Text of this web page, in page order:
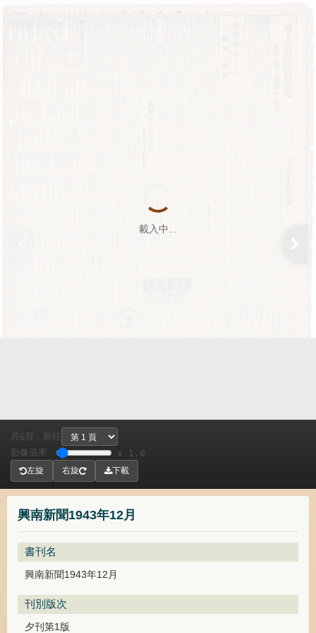
興南新聞1943年12月
書刊名
興南新聞1943年12月
刊別版次
夕刊第1版
載入中...
共 6頁， 前往
影像倍率
x 1.0
左旋 右旋 下載